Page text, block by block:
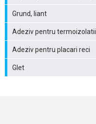
Grund, liant
Adeziv pentru termoizolatii
Adeziv pentru placari reci
Glet